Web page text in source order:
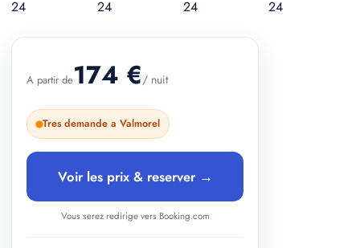
A partir de174 €/ nuit
Tres demande a Valmorel
Voir les prix & reserver →
Vous serez redirige vers Booking.com